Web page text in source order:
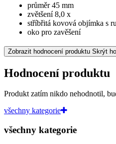
průměr 45 mm
zvětšení 8,0 x
stříbřitá kovová objímka s
oko pro zavěšení
Zobrazit hodnocení produktu Skrýt
Hodnocení produktu
Produkt zatím nikdo nehodnotil,
všechny kategorie
všechny kategorie